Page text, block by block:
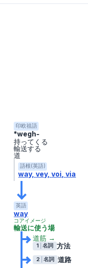
印欧祖語
*wegh-
持ってくる
輸送する
道
語根(英語)
way vey voi via
英語
way
コアイメージ
輸送に使う場
道筋 →
1 名詞 方法
2 名詞 道路